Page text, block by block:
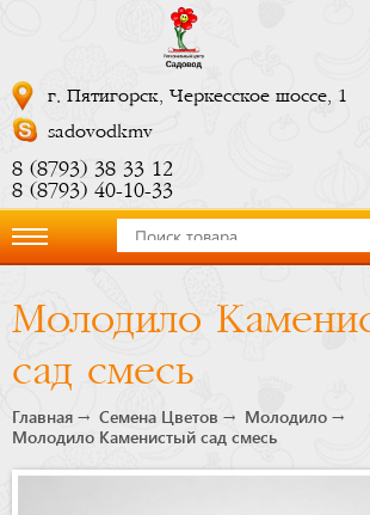
г. Пятигорск, Черкесское шоссе, 1
sadovodkmv
8 (8793) 38 33 12
8 (8793) 40-10-33
компании
Новости
Молодило
сад смесь
Главная Семена Цветов
Молодило
Молодило Каменистый сад смесь